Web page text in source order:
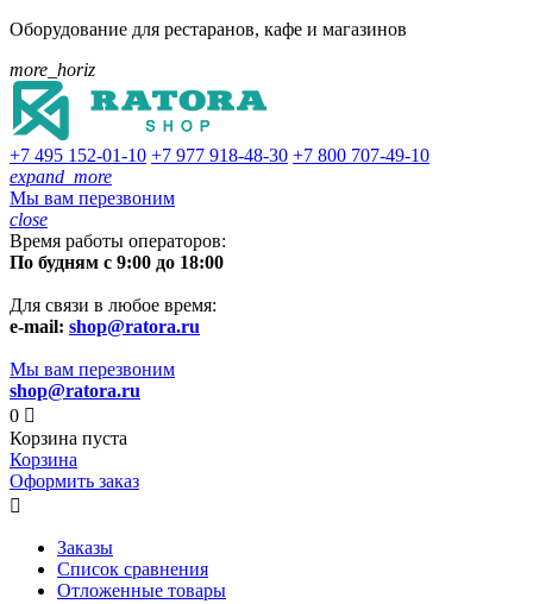
Оборудование для рестаранов, кафе и магазинов
more_horiz
+7 495 152-01-10 +7 977 918-48-30 +7 800 707-49-10
expand_more
Мы вам перезвоним
close
Время работы операторов:
По будням с 9:00 до 18:00
Для связи в любое время:
e-mail: shop@ratora.ru
Мы вам перезвоним
shop@ratora.ru
0 
Корзина пуста
Корзина
Оформить заказ

Заказы
Список сравнения
Отложенные товары